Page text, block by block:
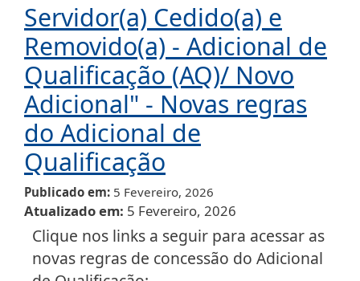
Servidor(a) Cedido(a) e
Removido(a) - Adicional de
Qualificação (AQ)/ Novo
Adicional" - Novas regras
do Adicional de
Qualificação
Publicado em 5 Fevereiro, 2026
Atualizado em 5 Fevereiro, 2026
Clique nos links a seguir para acessar as
novas regras de concessão do Adicional